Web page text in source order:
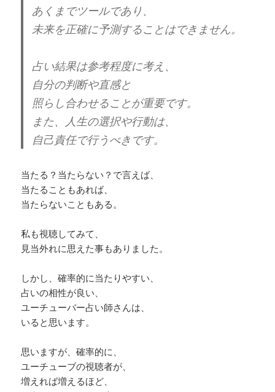
あくまでツールであり、
未来を正確に予測することはできません。
占い結果は参考程度に考え、
自分の判断や直感と
照らし合わせることが重要です。
また、人生の選択や行動は、
自己責任で行うべきです。
当たる？当たらない？で言えば、
当たることもあれば、
当たらないこともある。
私も視聴してみて、
見当外れに思えた事もありました。
しかし、確率的に当たりやすい、
占いの相性が良い、
ユーチューバー占い師さんは、
いると思います。
思いますが、確率的に、
ユーチューブの視聴者が、
増えれば増えるほど、